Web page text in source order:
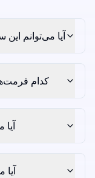
آیا می‌توانم
کدام